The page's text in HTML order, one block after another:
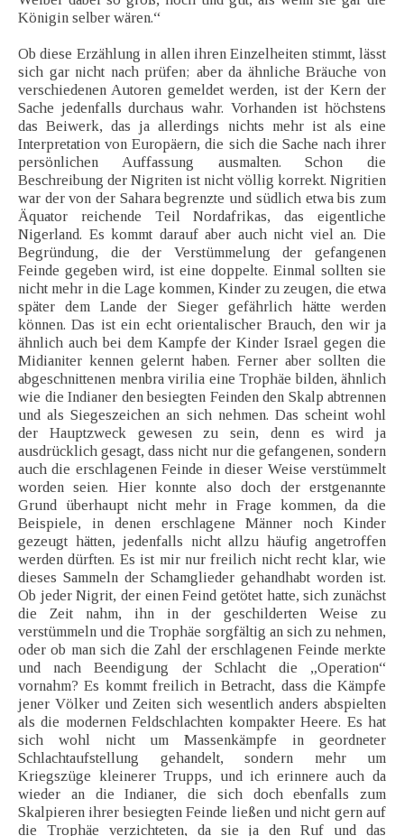
Königin selber wären.“
Ob diese Erzählung in allen ihren Einzelheiten stimmt, lässt
sich gar nicht nach prüfen; aber da ähnliche Bräuche von
verschiedenen Autoren gemeldet werden, ist der Kern der
Sache jedenfalls durchaus wahr. Vorhanden ist höchstens
das Beiwerk, das ja allerdings nichts mehr ist als eine
Interpretation von Europäern, die sich die Sache nach ihrer
persönlichen Auffassung ausmalten. Schon die
Beschreibung der Nigriten ist nicht völlig korrekt. Nigritien
war der von der Sahara begrenzte und südlich etwa bis zum
Äquator reichende Teil Nordafrikas, das eigentliche
Nigerland. Es kommt darauf aber auch nicht viel an. Die
Begründung, die der Verstümmelung der gefangenen
Feinde gegeben wird, ist eine doppelte. Einmal sollten sie
nicht mehr in die Lage kommen, Kinder zu zeugen, die etwa
später dem Lande der Sieger gefährlich hätte werden
können. Das ist ein echt orientalischer Brauch, den wir ja
ähnlich auch bei dem Kampfe der Kinder Israel gegen die
Midianiter kennen gelernt haben. Ferner aber sollten die
abgeschnittenen menbra virilia eine Trophäe bilden, ähnlich
wie die Indianer den besiegten Feinden den Skalp abtrennen
und als Siegeszeichen an sich nehmen. Das scheint wohl
der Hauptzweck gewesen zu sein, denn es wird ja
ausdrücklich gesagt, dass nicht nur die gefangenen, sondern
auch die erschlagenen Feinde in dieser Weise verstümmelt
worden seien. Hier konnte also doch der erstgenannte
Grund überhaupt nicht mehr in Frage kommen, da die
Beispiele, in denen erschlagene Männer noch Kinder
gezeugt hätten, jedenfalls nicht allzu häufig angetroffen
werden dürften. Es ist mir nur freilich nicht recht klar, wie
dieses Sammeln der Schamglieder gehandhabt worden ist.
Ob jeder Nigrit, der einen Feind getötet hatte, sich zunächst
die Zeit nahm, ihn in der geschilderten Weise zu
verstümmeln und die Trophäe sorgfältig an sich zu nehmen,
oder ob man sich die Zahl der erschlagenen Feinde merkte
und nach Beendigung der Schlacht die „Operation“
vornahm? Es kommt freilich in Betracht, dass die Kämpfe
jener Völker und Zeiten sich wesentlich anders abspielten
als die modernen Feldschlachten kompakter Heere. Es hat
sich wohl nicht um Massenkämpfe in geordneter
Schlachtaufstellung gehandelt, sondern mehr um
Kriegszüge kleinerer Trupps, und ich erinnere auch da
wieder an die Indianer, die sich doch ebenfalls zum
Skalpieren ihrer besiegten Feinde ließen und nicht gern auf
die Trophäe verzichteten, da sie ja den Ruf und das